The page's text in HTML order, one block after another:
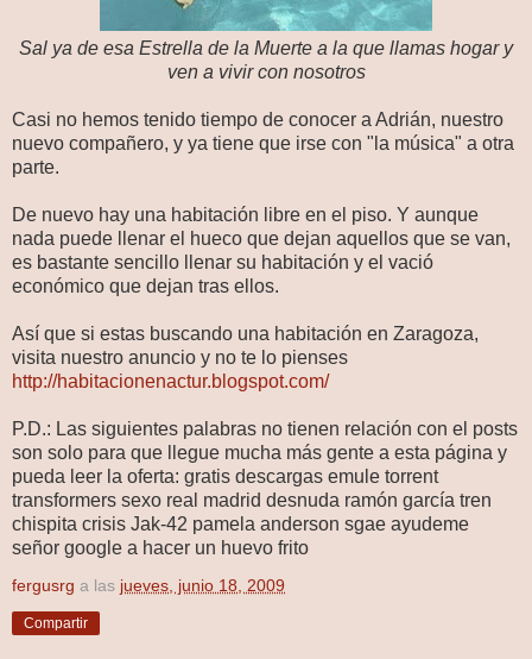
Sal ya de esa Estrella de la Muerte a la que llamas hogar y
ven a vivir con nosotros
Casi no hemos tenido tiempo de conocer a Adrián, nuestro
nuevo compañero, y ya tiene que irse con "la música" a otra
parte.
De nuevo hay una habitación libre en el piso. Y aunque
nada puede llenar el hueco que dejan aquellos que se van,
es bastante sencillo llenar su habitación y el vació
económico que dejan tras ellos.
Así que si estas buscando una habitación en Zaragoza,
visita nuestro anuncio y no te lo pienses
http://habitacionenactur.blogspot.com/
P.D.: Las siguientes palabras no tienen relación con el posts
son solo para que llegue mucha más gente a esta página y
pueda leer la oferta: gratis descargas emule torrent
transformers sexo real madrid desnuda ramón garcía tren
chispita crisis Jak-42 pamela anderson sgae ayudeme
señor google a hacer un huevo frito
fergusrg a las jueves, junio 18, 2009
Compartir